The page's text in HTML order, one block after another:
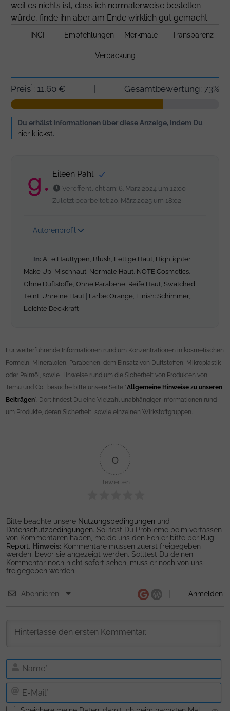
weil es nichts ist, dass ich normalerweise bestellen
würde, finde ihn aber am Ende wirklich gut gemacht.
INCI Empfehlungen Merkmale Transparenz
Verpackung
Preis¹: 11,60 € Gesamtbewertung: 73%
Du erhälst Informationen über diese Anzeige, indem Du
hier klickst.
Eileen Pahl
Veröffentlicht am: 6. März 2024 um 12:00 |
Zuletzt bearbeitet: 20. März 2025 um 18:02
Autorenprofil
In: Alle Hauttypen, Blush, Fettige Haut, Highlighter,
Make Up, Mischhaut, Normale Haut, NOTE Cosmetics,
Ohne Duftstoffe,Ohne Parabene, Reife Haut,Swatched,
Teint, Unreine Haut Farbe: Orange, Finish: Schimmer,
Leichte Deckkraft
Für weiterführende Informationen rund um Konzentrationen in kosmetischen
Formeln, Mineralölen, Parabenen, dem Einsatz von Duftstoffen, Mikroplastik
oder Palmöl, sowie Hinweise rund um die Sicherheit von Produkten von
Temu und Co., besuche bitte unsere Seite "Allgemeine Hinweise zu unseren
Beiträgen". Dort findest Du eine Vielzahl unabhängiger Informationen rund
um Produkte, deren Sicherheit, sowie einzelnen Wirkstoffgruppen.
0
Bewerten
Bitte beachte unsere Nutzungsbedingungen und
Datenschutzbedingungen. Solltest Du Probleme beim verfassen
von Kommentaren haben, melde uns den Fehler bitte per Bug
Report. Hinweis: Kommentare müssen zuerst freigegeben
werden, bevor sie angezeigt werden. Solltest Du deinen
Kommentar noch nicht sofort sehen, muss er noch von uns
freigegeben werden.
Abonnieren Anmelden